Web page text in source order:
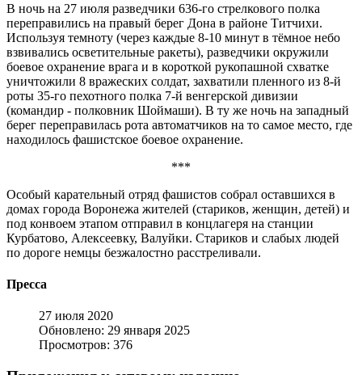
В ночь на 27 июля разведчики 636-го стрелкового полка
переправились на правый берег Дона в районе Титчихи.
Используя темноту (через каждые 8-10 минут в тёмное небо
взвивались осветительные ракеты), разведчики окружили
боевое охранение врага и в короткой рукопашной схватке
уничтожили 8 вражеских солдат, захватили пленного из 8-й
роты 35-го пехотного полка 7-й венгерской дивизии
(командир - полковник Шоймаши). В ту же ночь на западный
берег переправилась рота автоматчиков на то самое место, где
находилось фашистское боевое охранение.
***
Особый карательный отряд фашистов собрал оставшихся в
домах города Воронежа жителей (стариков, женщин, детей) и
под конвоем этапом отправил в концлагеря на станции
Курбатово, Алексеевку, Валуйки. Стариков и слабых людей
по дороге немцы безжалостно расстреливали.
Пресса
27 июля 2020
Обновлено: 29 января 2025
Просмотров: 376